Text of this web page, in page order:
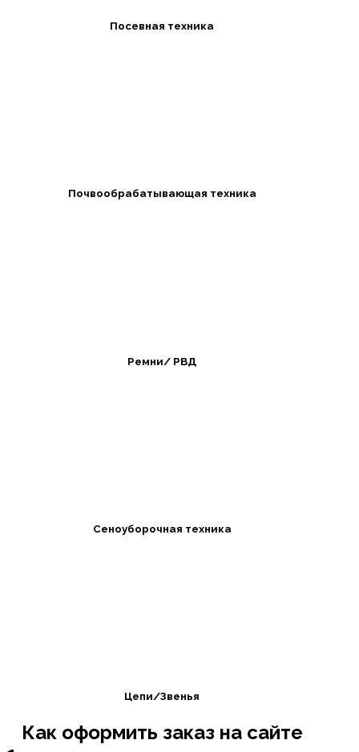
Посевная техника
Почвообрабатывающая техника
Ремни/ РВД
Сеноуборочная техника
Цепи/Звенья
Как оформить заказ на сайте